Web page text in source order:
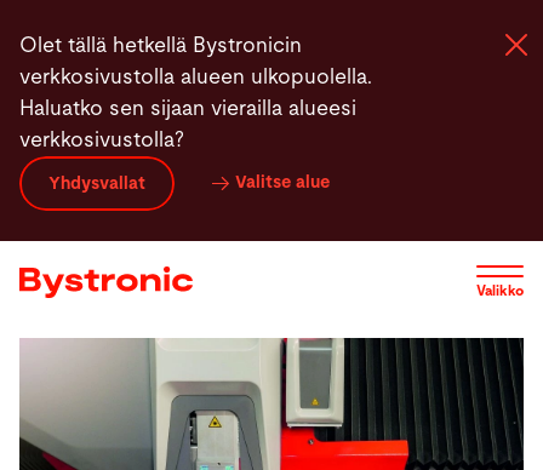
pääsisältöön
Olet tällä hetkellä Bystronicin
verkkosivustolla alueen ulkopuolella.
Haluatko sen sijaan vierailla alueesi
verkkosivustolla?
Yhdysvallat Valitse alue
Valikko
Koneet ja Ohjelmistot
Palvelut